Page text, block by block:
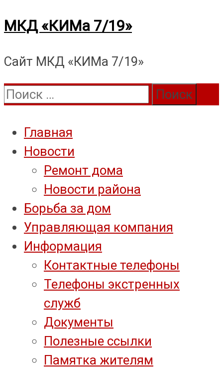
Перейти
содержимому
МКД «КИМа 7/19»
Сайт МКД «КИМа 7/19»
Поиск:
Главная
Новости
Ремонт дома
Новости района
Борьба за дом
Управляющая компания
Информация
Контактные телефоны
Телефоны экстренных
служб
Документы
Полезные ссылки
Памятка жителям